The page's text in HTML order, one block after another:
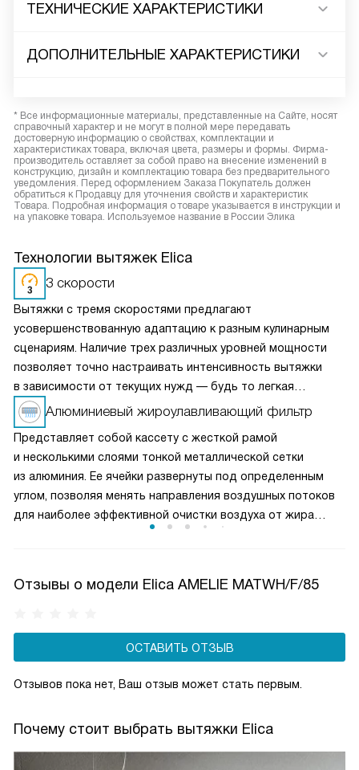
ТЕХНИЧЕСКИЕ ХАРАКТЕРИСТИКИ
ДОПОЛНИТЕЛЬНЫЕ ХАРАКТЕРИСТИКИ
* Все информационные материалы, представленные на Сайте, носят
справочный характер и не могут в полной мере передавать
достоверную информацию о свойствах, комплектации и
характеристиках товара, включая цвета, размеры и формы. Фирма-
производитель оставляет за собой право на внесение изменений в
конструкцию, дизайн и комплектацию товара без предварительного
уведомления. Перед оформлением Заказа Покупатель должен
обратиться к Продавцу для уточнения свойств и характеристик
Товара. Подробная информация о товаре указывается в инструкции и
на упаковке товара. Используемое название в России Элика
Технологии вытяжек Elica
3 скорости
Вытяжки с тремя скоростями предлагают
усовершенствованную адаптацию к разным кулинарным
сценариям. Наличие трех различных уровней мощности
позволяет точно настраивать интенсивность вытяжки
в зависимости от текущих нужд — будь то легкая
вентиляция при медленном приготовлении или мощное
удаление пара и запахов при интенсивной жарке. Это
делает вытяжку универсальным решением для любых
кулинарных задач и сохраняет воздух на кухне свежим
и чистым.
Алюминиевый жироулавливающий фильтр
Представляет собой кассету с жесткой рамой
и несколькими слоями тонкой металлической сетки
из алюминия. Ее ячейки развернуты под определенным
углом, позволяя менять направления воздушных потоков
для наиболее эффективной очистки воздуха от жира
Отзывы о модели Elica AMELIE MATWH/F/85
ОСТАВИТЬ ОТЗЫВ
Отзывов пока нет, Ваш отзыв может стать первым.
Почему стоит выбрать вытяжки Elica